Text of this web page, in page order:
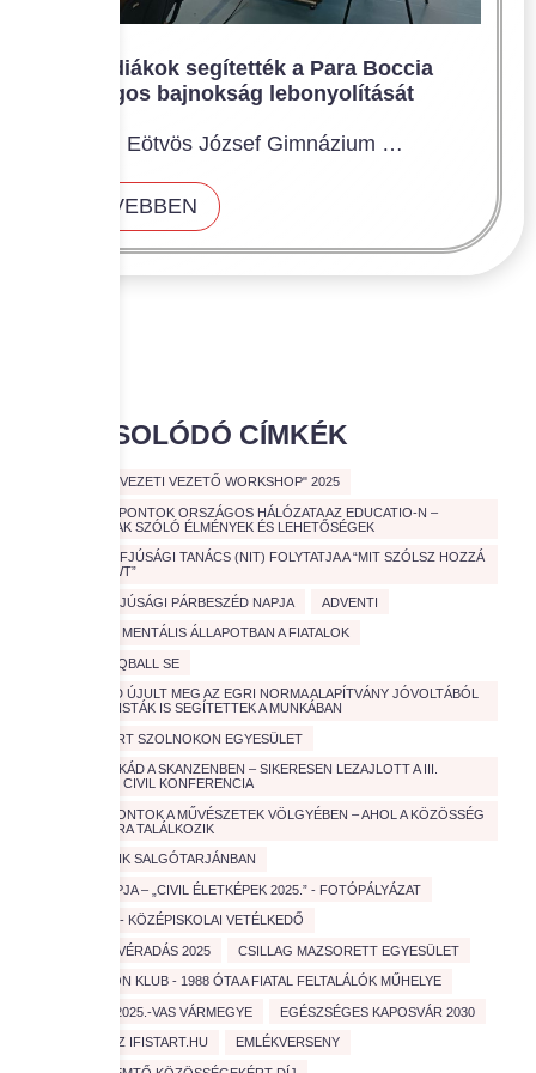
Tatai diákok segítették a Para Boccia
országos bajnokság lebonyolítását
A Tatai Eötvös József Gimnázium …
BŐVEBBEN
KAPCSOLÓDÓ CÍMKÉK
"CIVIL SZERVEZETI VEZETŐ WORKSHOP" 2025
A CIVIL KÖZPONTOK ORSZÁGOS HÁLÓZATA AZ EDUCATIO-N –
FIATALOKNAK SZÓLÓ ÉLMÉNYEK ÉS LEHETŐSÉGEK
A NEMZETI IFJÚSÁGI TANÁCS (NIT) FOLYTATJA A “MIT SZÓLSZ HOZZÁ
ROADSHOWT”
A VÁROSI IFJÚSÁGI PÁRBESZÉD NAPJA ADVENTI
AGGASZTÓ MENTÁLIS ÁLLAPOTBAN A FIATALOK
ARENDA TEQBALL SE
AÚJABB PAD ÚJULT MEG AZ EGRI NORMA ALAPÍTVÁNY JÓVOLTÁBÓL
– EGYETEMISTÁK IS SEGÍTETTEK A MUNKÁBAN
AUTISTÁKÉRT SZOLNOKON EGYESÜLET
CIVIL KAVALKÁD A SKANZENBEN – SIKERESEN LEZAJLOTT A III.
ORSZÁGOS CIVIL KONFERENCIA
CIVIL KÖZPONTOK A MŰVÉSZETEK VÖLGYÉBEN – AHOL A KÖZÖSSÉG
ÉS A KULTÚRA TALÁLKOZIK
CIVIL MOZAIK SALGÓTARJÁNBAN
CIVILEK NAPJA – „CIVIL ÉLETKÉPEK 2025.” - FOTÓPÁLYÁZAT
COOLTÚRA - KÖZÉPISKOLAI VETÉLKEDŐ
CSERKÉSZ VÉRADÁS 2025 CSILLAG MAZSORETT EGYESÜLET
EDISON KLUB - 1988 ÓTA A FIATAL FELTALÁLÓK MŰHELYE
EDUCATIO 2025.-VAS VÁRMEGYE EGÉSZSÉGES KAPOSVÁR 2030
ELINDULT AZ IFISTART.HU EMLÉKVERSENY